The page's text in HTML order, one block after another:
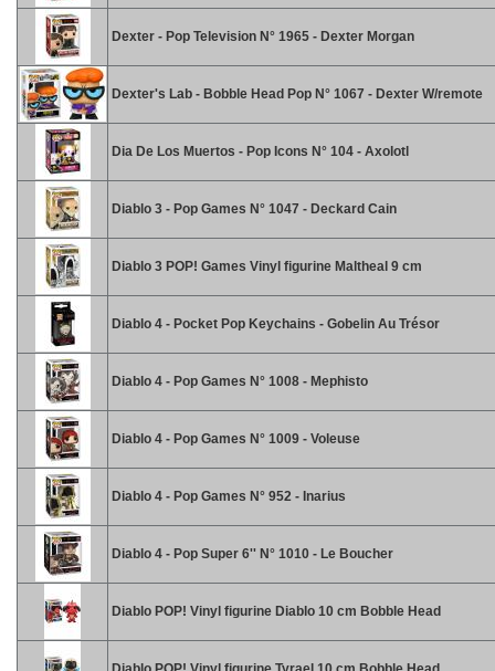
Dexter - Pop Television N° 1965 - Dexter Morgan
Dexter's Lab - Bobble Head Pop N° 1067 - Dexter W/remote
Dia De Los Muertos - Pop Icons N° 104 - Axolotl
Diablo 3 - Pop Games N° 1047 - Deckard Cain
Diablo 3 POP! Games Vinyl figurine Maltheal 9 cm
Diablo 4 - Pocket Pop Keychains - Gobelin Au Trésor
Diablo 4 - Pop Games N° 1008 - Mephisto
Diablo 4 - Pop Games N° 1009 - Voleuse
Diablo 4 - Pop Games N° 952 - Inarius
Diablo 4 - Pop Super 6'' N° 1010 - Le Boucher
Diablo POP! Vinyl figurine Diablo 10 cm Bobble Head